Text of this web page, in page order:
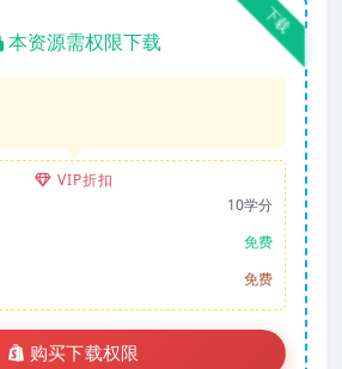
下载
本资源需权限下载
VIP折扣
10学分
免费
免费
购买下载权限